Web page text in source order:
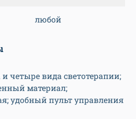
любой
четыре вида светотерапии;
материал;
удобный пульт управления